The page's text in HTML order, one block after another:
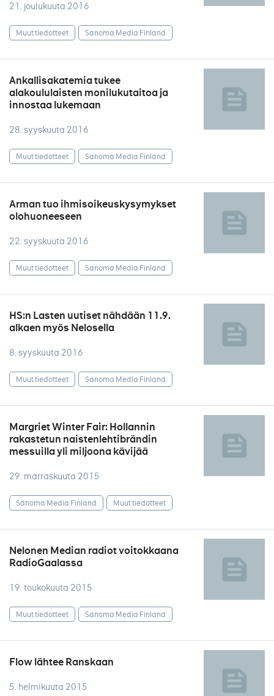
21. joulukuuta 2016
Muut tiedotteet Sanoma Media Finland
Ankallisakatemia tukee
alakoululaisten monilukutaitoa ja
innostaa lukemaan
28. syyskuuta 2016
Muut tiedotteet Sanoma Media Finland
Arman tuo ihmisoikeuskysymykset
olohuoneeseen
22. syyskuuta 2016
Muut tiedotteet Sanoma Media Finland
HS:n Lasten uutiset nähdään 11.9.
alkaen myös Nelosella
8. syyskuuta 2016
Muut tiedotteet Sanoma Media Finland
Margriet Winter Fair: Hollannin
rakastetun naistenlehtibrändin
messuilla yli miljoona kävijää
29. marraskuuta 2015
Sanoma Media Finland Muut tiedotteet
Nelonen Median radiot voitokkaana
RadioGaalassa
19. toukokuuta 2015
Muut tiedotteet Sanoma Media Finland
Flow lähtee Ranskaan
5. helmikuuta 2015